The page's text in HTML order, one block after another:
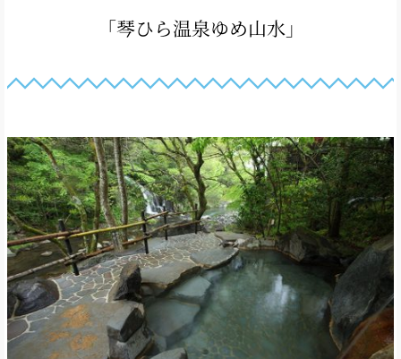
「琴ひら温泉ゆめ山水」